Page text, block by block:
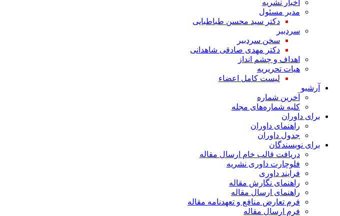
اخبار نشریه
مدیر مسئول
دکتر سید محسن طباطبایی
سردبیر
سخن سردبیر
دکتر مهدی صادقی شاهدانی
اهداف و چشم انداز
هیات تحریریه
لیست کامل اعضاء
آرشیو
آخرین شماره
کلیه شماره‌های مجله
برای داوران
راهنمای داوران
جدول داوران
برای نویسندگان
دریافت قالب خام ارسال مقاله
فلوچارت داوری نشریه
فرایند داوری
راهنمای نگارش مقاله
راهنمای ارسال مقاله
فرم تعارض منافع و تعهدنامه مقاله
فرم ارسال مقاله